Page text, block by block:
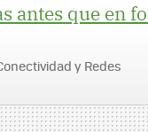
antes que en
y Redes